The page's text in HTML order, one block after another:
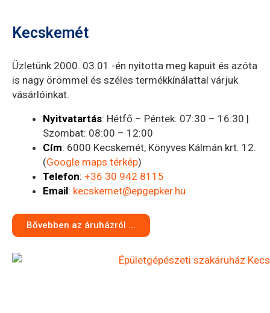
Kecskemét
Üzletünk 2000. 03.01 -én nyitotta meg kapuit és azóta
is nagy örömmel és széles termékkínálattal várjuk
vásárlóinkat.
Nyitvatartás: Hétfő – Péntek: 07:30 – 16:30 |
Szombat: 08:00 – 12:00
Cím: 6000 Kecskemét, Könyves Kálmán krt. 12.
(Google maps térkép)
Telefon: +36 30 942 8115
Email: kecskemet@epgepker.hu
Bővebben az áruházról ...